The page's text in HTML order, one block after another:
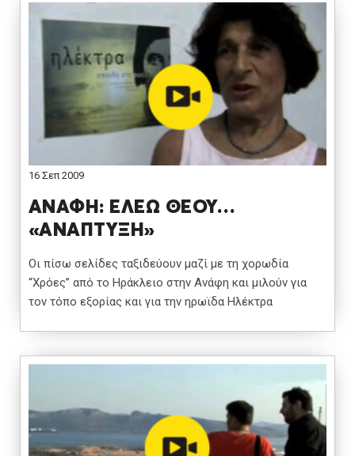
16 Σεπ 2009
ΑΝΑΦΗ: ΕΛΕΩ ΘΕΟΥ…
«ΑΝΑΠΤΥΞΗ»
Οι πίσω σελίδες ταξιδεύουν μαζί με τη χορωδία
“Χρόες” από το Ηράκλειο στην Ανάφη και μιλούν για
τον τόπο εξορίας και για την ηρωϊδα Ηλέκτρα